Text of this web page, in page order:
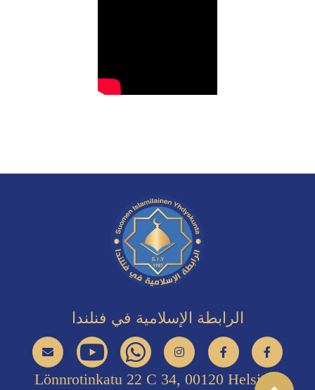
الرابطة الإسلامية في فنلندا
Lönnrotinkatu 22 C 34, 00120 Helsinki